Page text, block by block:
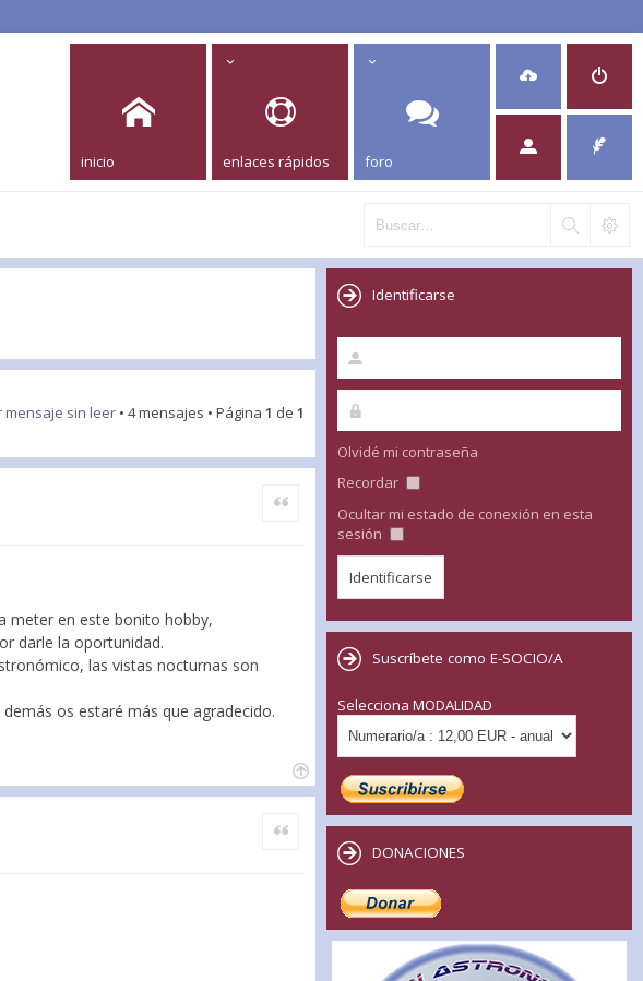
inicio enlaces rápidos foro
mensaje sin leer • 4 mensajes • Página 1 de 1
Citar
meter en este bonito hobby,
darle la oportunidad.
las vistas nocturnas son
os estaré más que agradecido.
Citar
Identificarse
Olvidé mi contraseña
Recordar
Ocultar mi estado de conexión en esta
sesión
Suscríbete como E-SOCIO/A
Selecciona MODALIDAD
DONACIONES